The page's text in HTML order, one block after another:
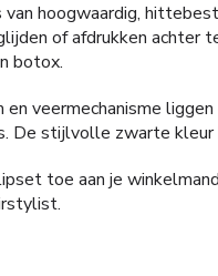
hoogwaardig,
of afdrukken achter
botox.
veermechanisme
De stijlvolle zwarte
toe aan je